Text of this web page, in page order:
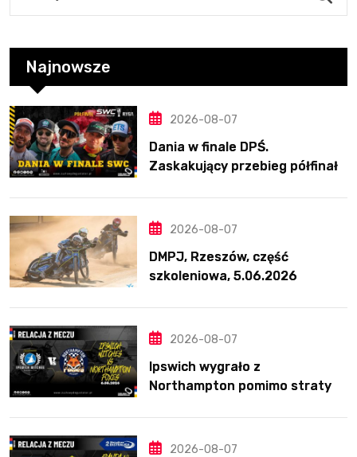
Najnowsze
2026-08-07
Dania w finale DPŚ.
Zaskakujący przebieg półfinału
2026-08-07
DMPJ, Rzeszów, część
szkoleniowa, 5.06.2026
2026-08-07
Ipswich wygrało z
Northampton pomimo straty
2026-08-07